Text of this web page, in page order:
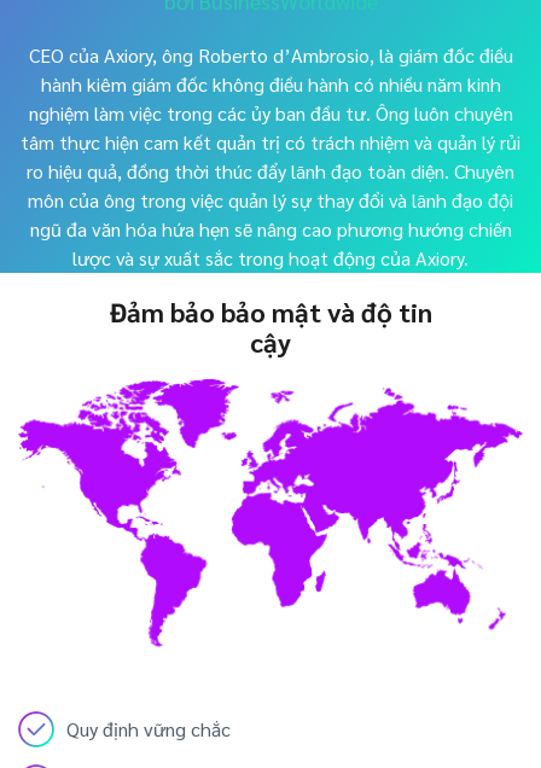
CEO của Axiory, ông Roberto d’Ambrosio, là giám đốc điều
hành kiêm giám đốc không điều hành có nhiều năm kinh
nghiệm làm việc trong các ủy ban đầu tư. Ông luôn chuyên
tâm thực hiện cam kết quản trị có trách nhiệm và quản lý rủi
ro hiệu quả, đồng thời thúc đẩy lãnh đạo toàn diện. Chuyên
môn của ông trong việc quản lý sự thay đổi và lãnh đạo đội
ngũ đa văn hóa hứa hẹn sẽ nâng cao phương hướng chiến
lược và sự xuất sắc trong hoạt động của Axiory.
Đảm bảo bảo mật và độ tin
cậy
Quy định vững chắc